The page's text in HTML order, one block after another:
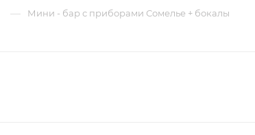
— Мини - бар с приборами Сомелье + бокалы